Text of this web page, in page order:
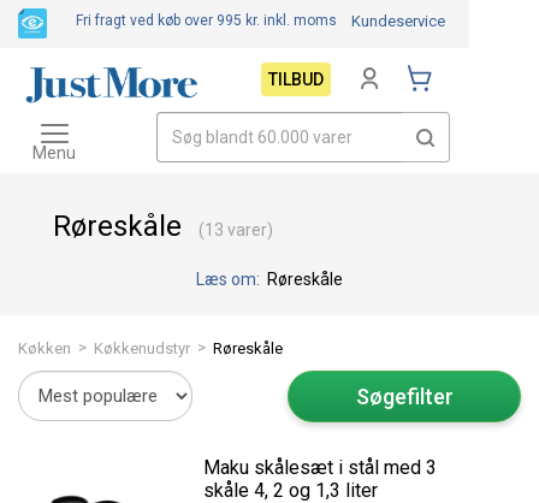
Røreskåle (13 varer)
Læs om: Røreskåle
Køkken > Køkkenudstyr > Røreskåle
Søgefilter
Maku skålesæt i stål med 3
skåle 4, 2 og 1,3 liter
Fri fragt ved køb over 995 kr. inkl. moms Kundeservice
TILBUD
Toggle
navigation
Menu